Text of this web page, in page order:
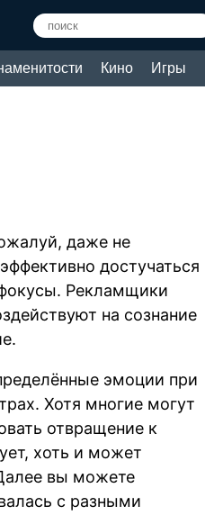
Кино Игры
даже не
достучаться
Рекламщики
на сознание
эмоции при
Хотя многие могут
отвращение к
хоть и может
вы можете
с разными